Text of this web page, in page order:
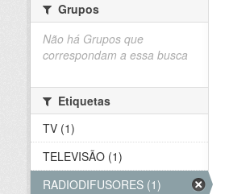
Grupos
Não há Grupos que
correspondam a essa busca
Etiquetas
TV (1)
TELEVISÃO (1)
RADIODIFUSORES (1)